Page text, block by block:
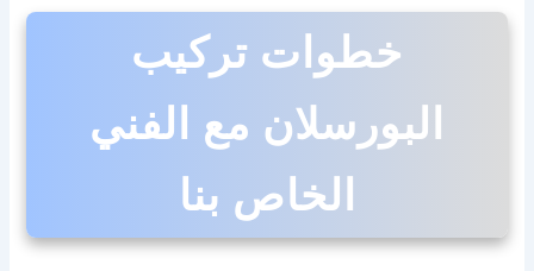
خطوات تركيب
البورسلان مع الفني
الخاص بنا